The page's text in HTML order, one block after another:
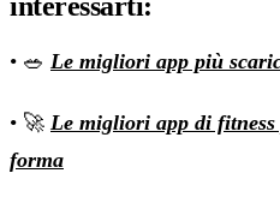
• 🥗 Le migliori app più
• 🚀 Le migliori app di
forma